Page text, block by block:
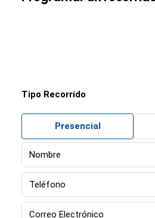
Tipo Recorrido
Presencial